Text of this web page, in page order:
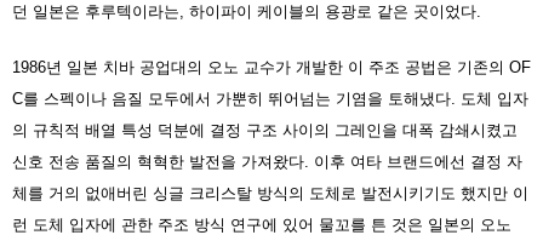
던 일본은 후루텍이라는, 하이파이 케이블의 용광로 같은 곳이었다.
1986년 일본 치바 공업대의 오노 교수가 개발한 이 주조 공법은 기존의 OF
C를 스펙이나 음질 모두에서 가뿐히 뛰어넘는 기염을 토해냈다. 도체 입자
의 규칙적 배열 특성 덕분에 결정 구조 사이의 그레인을 대폭 감쇄시켰고
신호 전송 품질의 혁혁한 발전을 가져왔다. 이후 여타 브랜드에선 결정 자
체를 거의 없애버린 싱글 크리스탈 방식의 도체로 발전시키기도 했지만 이
런 도체 입자에 관한 주조 방식 연구에 있어 물꼬를 튼 것은 일본의 오노